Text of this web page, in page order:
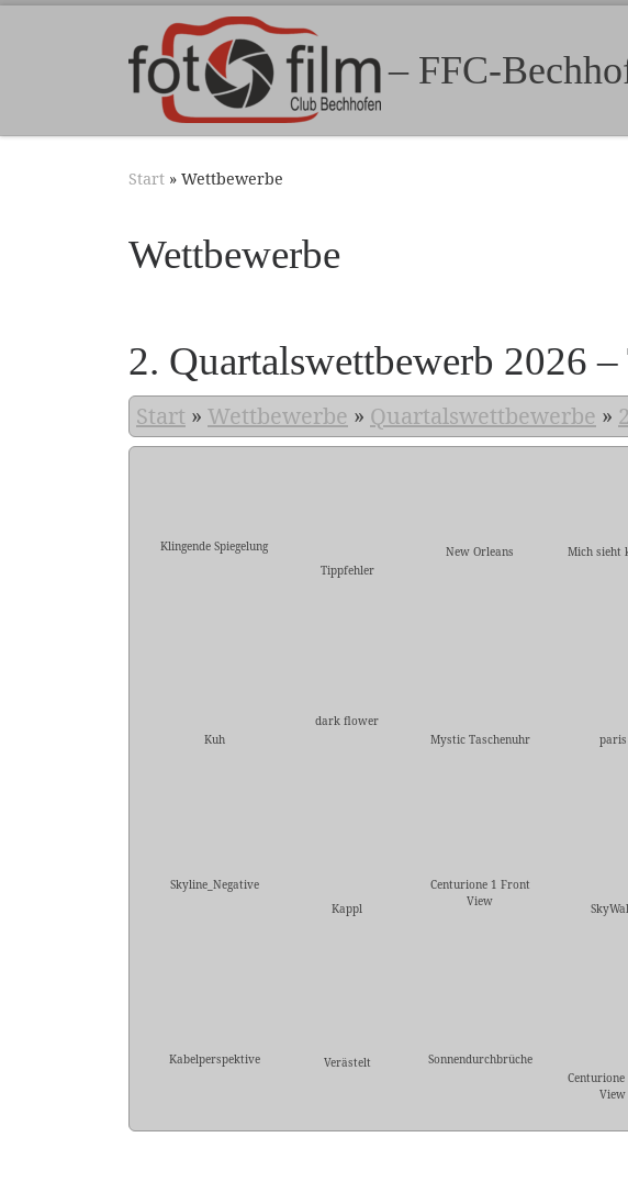
Zum Inhalt springen
– FFC-
Start » Wettbewerbe
Wettbewerbe
2. Quartalswettbewerb 2026
Start » Wettbewerbe » Quartalswettbewerbe »
Klingende Spiegelung
Tippfehler
New Orleans
Mich sieht
Kuh
dark flower
Mystic Taschenuhr
paris
Skyline_Negative
Kappl
Centurione 1 Front
View
Kabelperspektive Verästelt
Sonnendurchbrüche
Centurione
View